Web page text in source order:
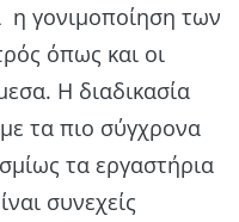
η γονιμοποίηση των
όπως και οι
Η διαδικασία
τα πιο σύγχρονα
τα εργαστήρια
συνεχείς